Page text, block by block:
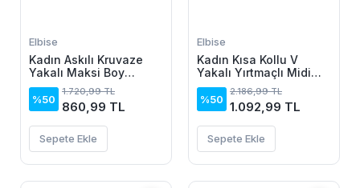
Elbise
Kadın Askılı Kruvaze
Yakalı Maksi Boy
Janjan Krep Elbise
%50
1.720,99 TL
860,99 TL
Sepete Ekle
Elbise
Kadın Kısa Kollu V
Yakalı Yırtmaçlı Midi
Boy Viskon Elbise
%50
2.186,99 TL
1.092,99 TL
Sepete Ekle